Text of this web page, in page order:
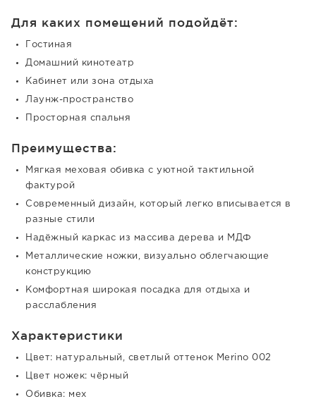
Для каких помещений подойдёт:
Гостиная
Домашний кинотеатр
Кабинет или зона отдыха
Лаунж-пространство
Просторная спальня
Преимущества:
Мягкая меховая обивка с уютной тактильной
фактурой
Современный дизайн, который легко вписывается в
разные стили
Надёжный каркас из массива дерева и МДФ
Металлические ножки, визуально облегчающие
конструкцию
Комфортная широкая посадка для отдыха и
расслабления
Характеристики
Цвет: натуральный, светлый оттенок Merino 002
Цвет ножек: чёрный
Обивка: мех